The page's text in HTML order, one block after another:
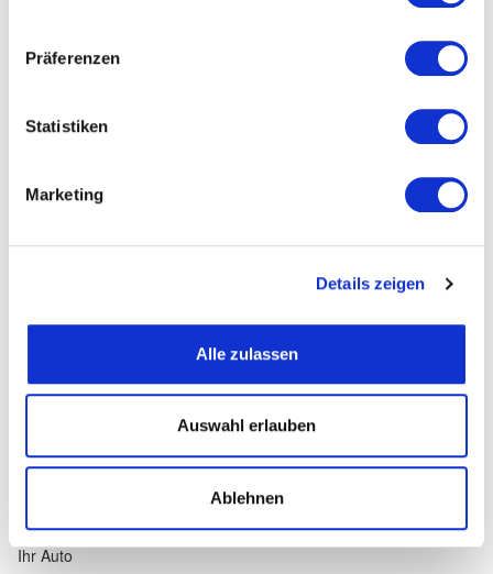
Präferenzen
Statistiken
Marketing
Details zeigen
Alle zulassen
Auswahl erlauben
Ablehnen
Straße und Nummer
Fax
Email
Ihr Auto